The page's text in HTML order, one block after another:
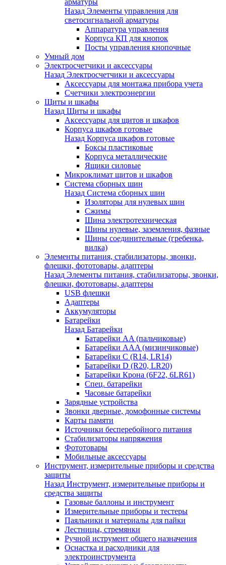
арматуры
Назад Элементы управления для
светосигнальной арматуры
Аппаратура управления
Корпуса КП для кнопок
Посты управления кнопочные
Умный дом
Электросчетчики и аксессуары
Назад Электросчетчики и аксессуары
Аксессуары для монтажа прибора учета
Счетчики электроэнергии
Щиты и шкафы
Назад Щиты и шкафы
Аксессуары для щитов и шкафов
Корпуса шкафов готовые
Назад Корпуса шкафов готовые
Боксы пластиковые
Корпуса металлические
Ящики силовые
Микроклимат щитов и шкафов
Система сборных шин
Назад Система сборных шин
Изоляторы для нулевых шин
Сжимы
Шина электротехническая
Шины нулевые, заземления, фазные
Шины соединительные (гребенка,
вилка)
Элементы питания, стабилизаторы, звонки,
флешки, фототовары, адаптеры
Назад Элементы питания, стабилизаторы, звонки,
флешки, фототовары, адаптеры
USB флешки
Адаптеры
Аккумуляторы
Батарейки
Назад Батарейки
Батарейки AA (пальчиковые)
Батарейки AAA (мизинчиковые)
Батарейки C (R14, LR14)
Батарейки D (R20, LR20)
Батарейки Крона (6F22, 6LR61)
Спец. батарейки
Часовые батарейки
Зарядные устройства
Звонки дверные, домофонные системы
Карты памяти
Источники бесперебойного питания
Стабилизаторы напряжения
Фототовары
Мобильные аксессуары
Инструмент, измерительные приборы и средства
защиты
Назад Инструмент, измерительные приборы и
средства защиты
Газовые баллоны и инструмент
Измерительные приборы и тестеры
Паяльники и материалы для пайки
Лестницы, стремянки
Ручной иструмент общего назначения
Оснастка и расходники для
электроинструмента